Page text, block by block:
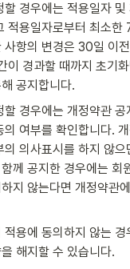
경우에는 적용일자 및
적용일자로부터 최소한
사항의 변경은 30일 이
이 경과할 때까지 초기
공지합니다.
경우에는 개정약관 공
여부를 확인합니다.
의사표시를 하지 않으
께 공지한 경우에는 회
지 않는다면 개정약관
용에 동의하지 않는 경
해지할 수 있습니다.